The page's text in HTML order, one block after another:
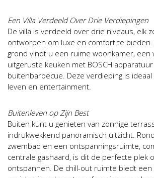
Een Villa Verdeeld Over Drie Verdiepingen
De villa is verdeeld over drie niveaus, elk
ontworpen om luxe en comfort te bieden.
grond vindt u een ruime woonkamer, een
uitgeruste keuken met BOSCH
buitenbarbecue. Deze verdieping is ideaal
leven en entertainment.
Buitenleven op Zijn Best
Buiten kunt u genieten van zonnige
indrukwekkend panoramisch uitzicht.
zwembad en een ontspanningsruimte,
centrale gashaard, is dit de perfecte plek
ontspannen. De chill-out ruimte biedt